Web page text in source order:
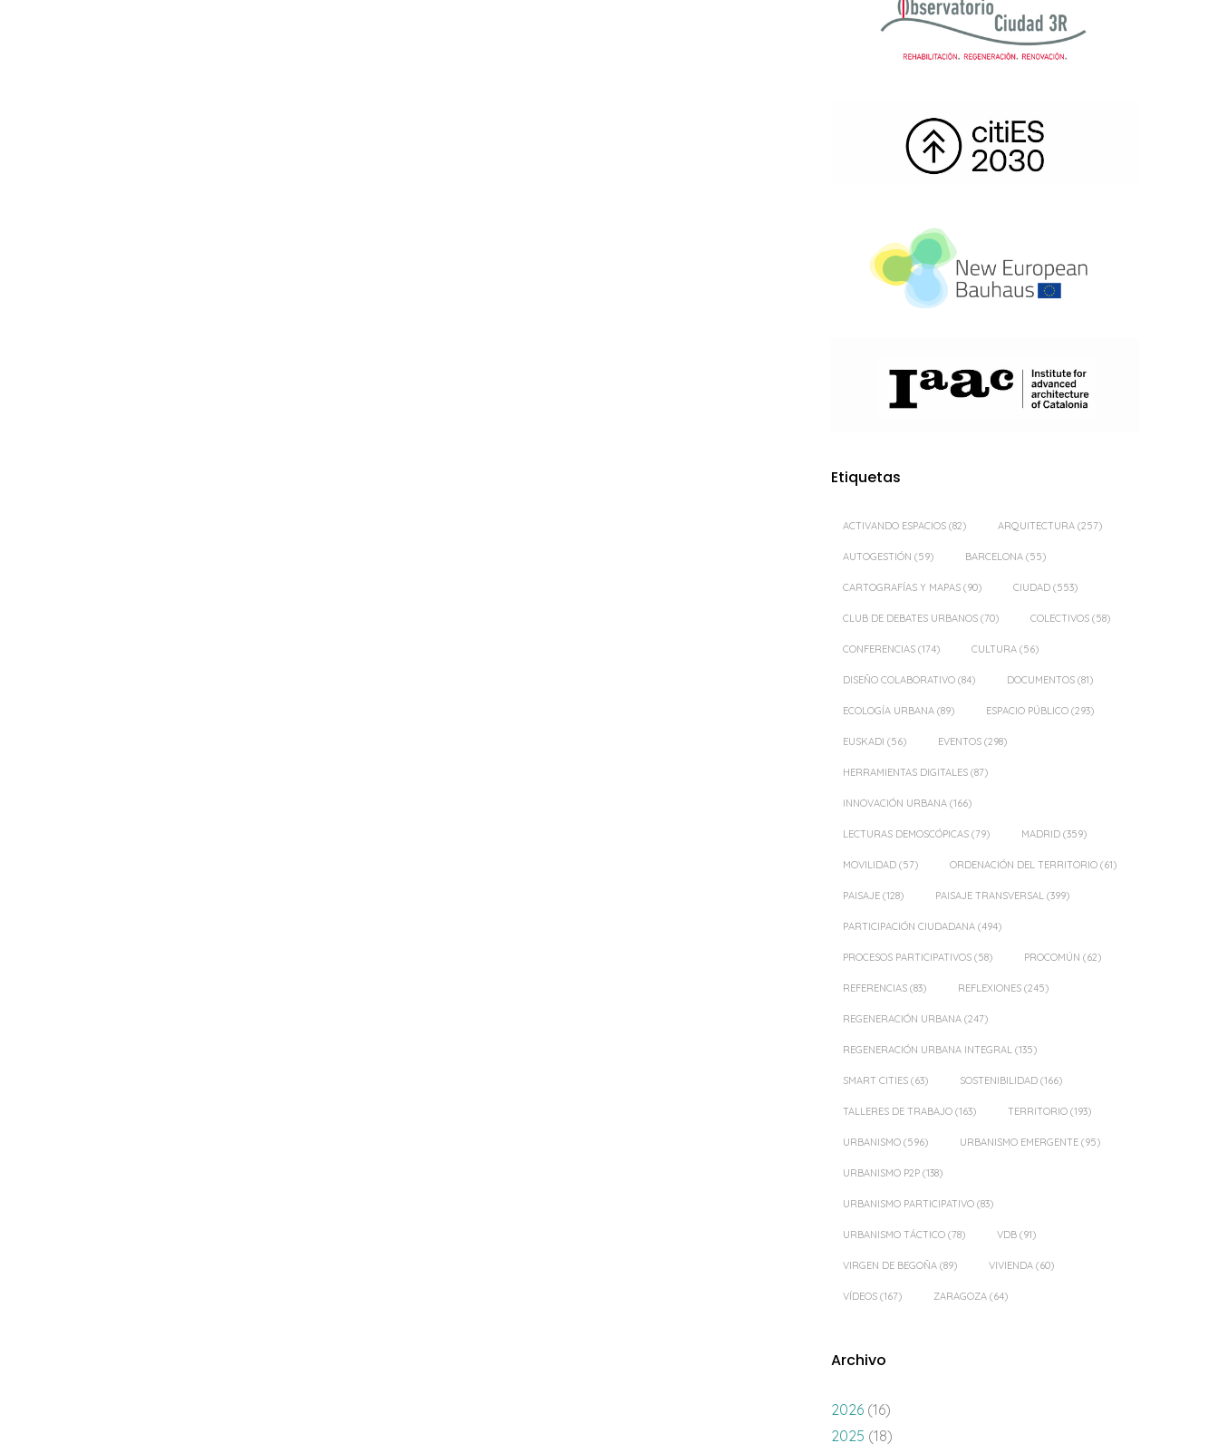
Etiquetas
ACTIVANDO ESPACIOS (82) ARQUITECTURA (257)
AUTOGESTIÓN (59) BARCELONA (55)
CARTOGRAFÍAS Y MAPAS (90) CIUDAD (553)
CLUB DE DEBATES URBANOS (70) COLECTIVOS (58)
CONFERENCIAS (174) CULTURA (56)
DISEÑO COLABORATIVO (84) DOCUMENTOS (81)
ECOLOGÍA URBANA (89) ESPACIO PÚBLICO (293)
EUSKADI (56) EVENTOS (298)
HERRAMIENTAS DIGITALES (87)
INNOVACIÓN URBANA (166)
LECTURAS DEMOSCÓPICAS (79) MADRID (359)
MOVILIDAD (57) ORDENACIÓN DEL TERRITORIO (61)
PAISAJE (128) PAISAJE TRANSVERSAL (399)
PARTICIPACIÓN CIUDADANA (494)
PROCESOS PARTICIPATIVOS (58) PROCOMÚN (62)
REFERENCIAS (83) REFLEXIONES (245)
REGENERACIÓN URBANA (247)
REGENERACIÓN URBANA INTEGRAL (135)
SMART CITIES (63) SOSTENIBILIDAD (166)
TALLERES DE TRABAJO (163) TERRITORIO (193)
URBANISMO (596) URBANISMO EMERGENTE (95)
URBANISMO P2P (138)
URBANISMO PARTICIPATIVO (83)
URBANISMO TÁCTICO (78) VDB (91)
VIRGEN DE BEGOÑA (89) VIVIENDA (60)
VÍDEOS (167) ZARAGOZA (64)
Archivo
2026 (16)
2025 (18)